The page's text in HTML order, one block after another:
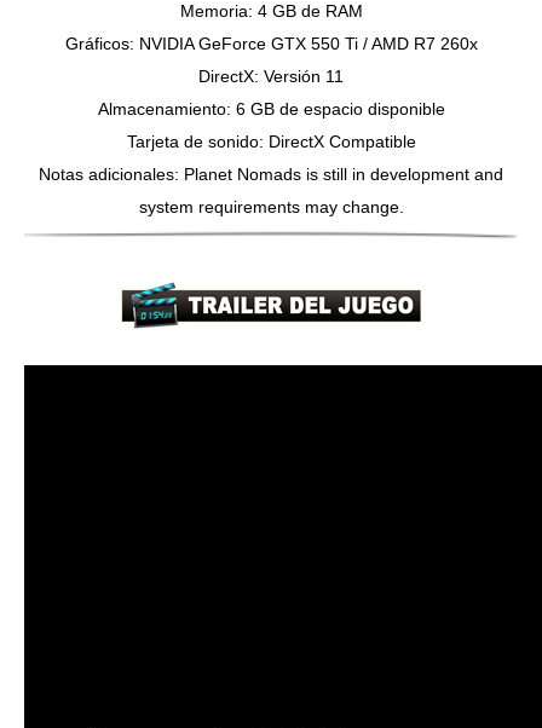
Memoria: 4 GB de RAM
Gráficos: NVIDIA GeForce GTX 550 Ti / AMD R7 260x
DirectX: Versión 11
Almacenamiento: 6 GB de espacio disponible
Tarjeta de sonido: DirectX Compatible
Notas adicionales: Planet Nomads is still in development and
system requirements may change.